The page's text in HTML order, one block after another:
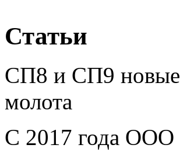
Статьи
СП8 и СП9 новые
молота
С 2017 года ООО